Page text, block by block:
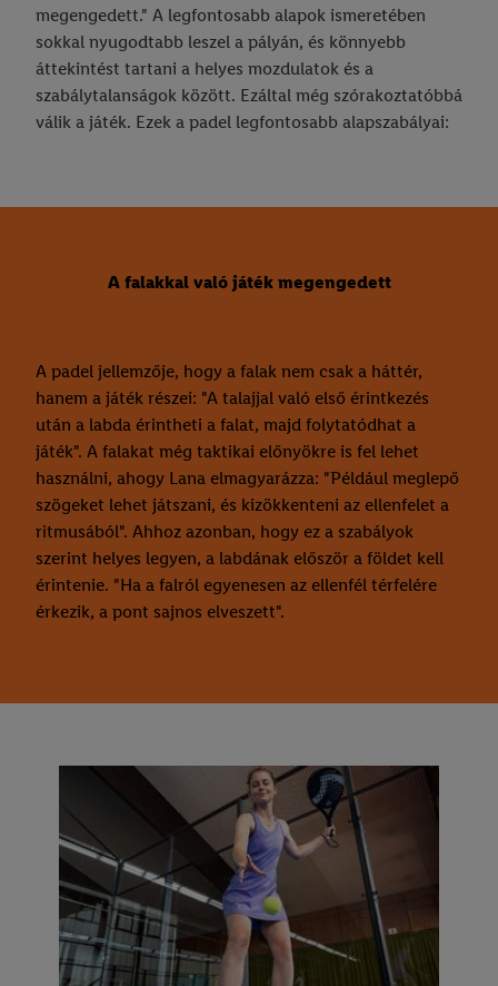
megengedett." A legfontosabb alapok ismeretében
sokkal nyugodtabb leszel a pályán, és könnyebb
áttekintést tartani a helyes mozdulatok és a
szabálytalanságok között. Ezáltal még szórakoztatóbbá
válik a játék. Ezek a padel legfontosabb alapszabályai:
A falakkal való játék megengedett
A padel jellemzője, hogy a falak nem csak a háttér,
hanem a játék részei: "A talajjal való első érintkezés
után a labda érintheti a falat, majd folytatódhat a
játék". A falakat még taktikai előnyökre is fel lehet
használni, ahogy Lana elmagyarázza: "Például meglepő
szögeket lehet játszani, és kizökkenteni az ellenfelet a
ritmusából". Ahhoz azonban, hogy ez a szabályok
szerint helyes legyen, a labdának először a földet kell
érintenie. "Ha a falról egyenesen az ellenfél térfelére
érkezik, a pont sajnos elveszett".